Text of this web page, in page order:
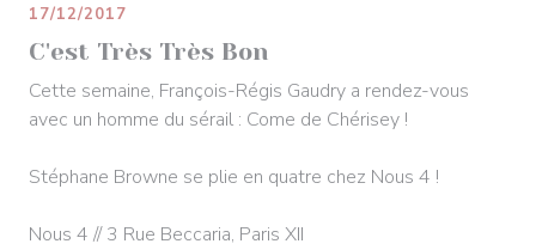
C'est Très Très Bon
17/12/2017
Cette semaine, François-Régis Gaudry a rendez-vous
avec un homme du sérail : Come de Chérisey !
Stéphane Browne se plie en quatre chez Nous 4 !
Nous 4 // 3 Rue Beccaria, Paris XII